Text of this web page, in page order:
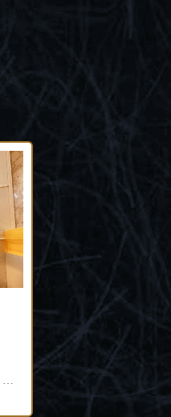
会員制クラブ 笹木(サ
銀座高級ラウンジ
東京都中央区銀座7-6-4
20:00～LAST